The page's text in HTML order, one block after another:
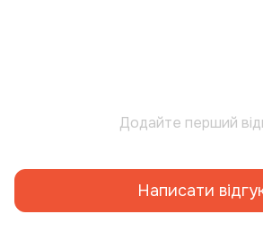
Додайте перший
Написати